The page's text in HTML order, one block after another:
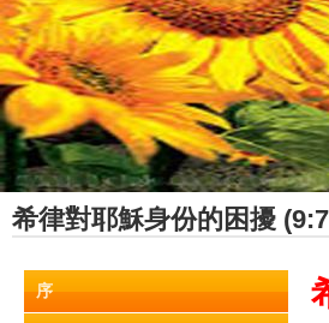
希律對耶穌身份的困擾
序